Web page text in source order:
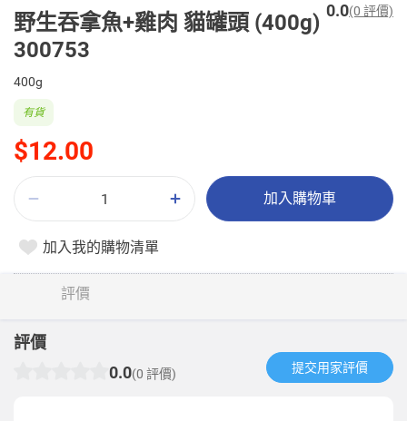
野生吞拿魚+雞肉 貓罐頭 (400g)
300753
0.0(0 評價)
400g
$12.00
有貨
加入購物車
加入我的購物清單
評價
評價
0.0(0 評價) 提交用家評價​